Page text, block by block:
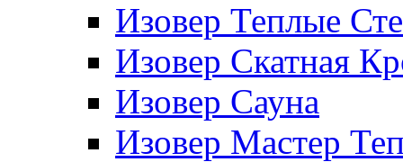
Изовер Теплые
Изовер Скатная
Изовер Сауна
Изовер Мастер